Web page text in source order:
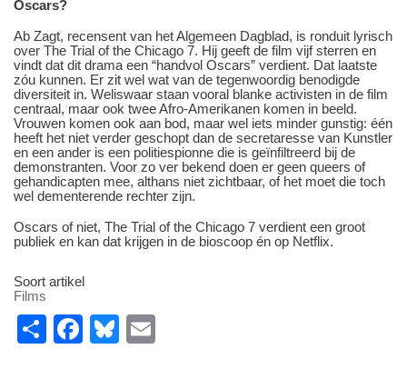
Oscars?
Ab Zagt, recensent van het Algemeen Dagblad, is ronduit lyrisch
over The Trial of the Chicago 7. Hij geeft de film vijf sterren en
vindt dat dit drama een “handvol Oscars” verdient. Dat laatste
zóu kunnen. Er zit wel wat van de tegenwoordig benodigde
diversiteit in. Weliswaar staan vooral blanke activisten in de film
centraal, maar ook twee Afro-Amerikanen komen in beeld.
Vrouwen komen ook aan bod, maar wel iets minder gunstig: één
heeft het niet verder geschopt dan de secretaresse van Kunstler
en een ander is een politiespionne die is geïnfiltreerd bij de
demonstranten. Voor zo ver bekend doen er geen queers of
gehandicapten mee, althans niet zichtbaar, of het moet die toch
wel dementerende rechter zijn.
Oscars of niet, The Trial of the Chicago 7 verdient een groot
publiek en kan dat krijgen in de bioscoop én op Netflix.
Soort artikel
Films
S
F
Bl